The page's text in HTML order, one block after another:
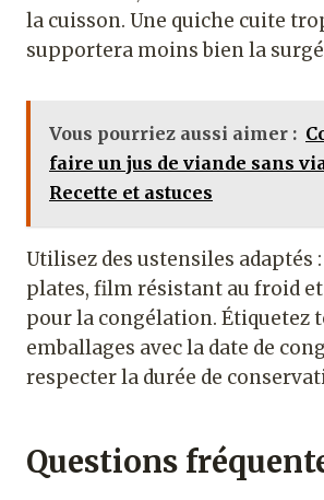
la cuisson. Une quiche cuite
supportera moins bien la
Vous pourriez aussi aimer :
faire un jus de viande sans
Recette et astuces
Utilisez des ustensiles adaptés
plates, film résistant au froid et
pour la congélation. Étiquetez
emballages avec la date de
respecter la durée de
Questions